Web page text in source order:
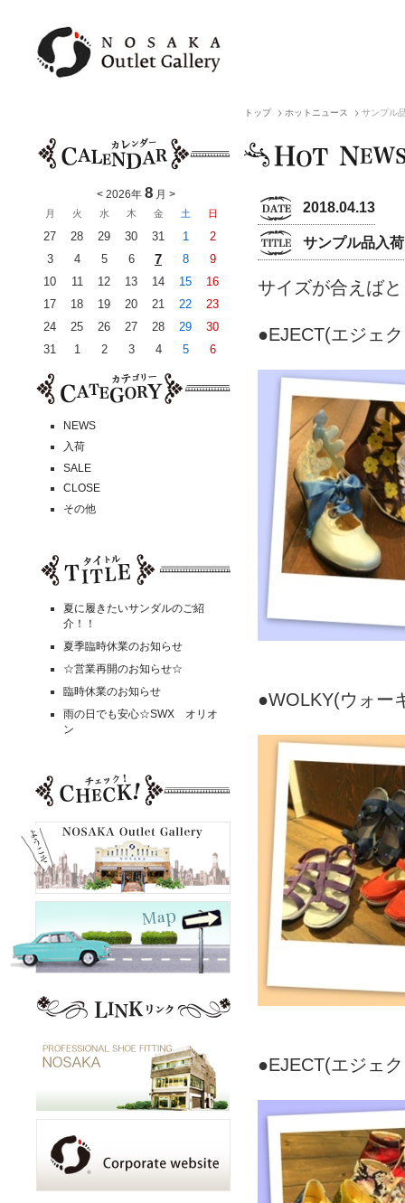
トップ ホットニュース サンプル
2018.04.13
サンプル品入
サイズが合えば
●EJECT(エジェ
●WOLKY(ウォー
●EJECT(エジェ
<2026年 8月 >
月 火 水 木 金 土 日
27 28 29 30 31 1
2
3
4 5 6 7 8
9
10
11 12 13 14 15
16
17
18 19 20 21 22
23
24
25 26 27 28 29
30
31
1 2 3 4 5 6
NEWS
入荷
SALE
CLOSE
その他
夏に履きたいサンダルのご紹
介！！
夏季臨時休業のお知らせ
☆営業再開のお知らせ☆
臨時休業のお知らせ
雨の日でも安心☆SWX オリオ
ン